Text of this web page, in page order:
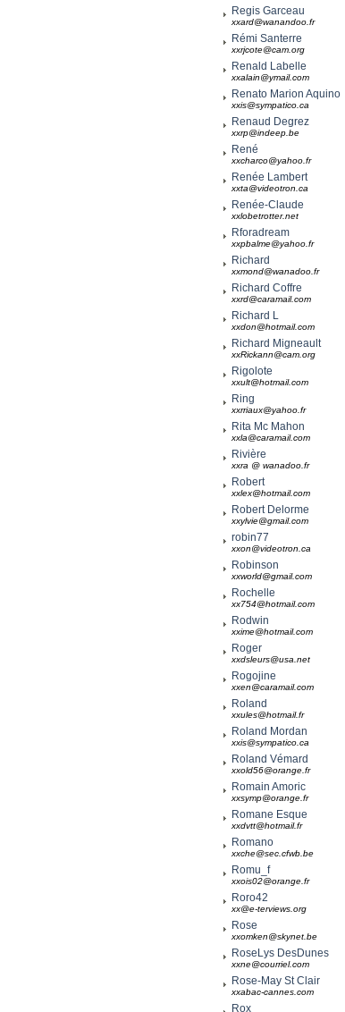
Regis Garceau
xxard@wanandoo.fr
Rémi Santerre
xxrjcote@cam.org
Renald Labelle
xxalain@ymail.com
Renato Marion Aquino
xxis@sympatico.ca
Renaud Degrez
xxrp@indeep.be
René
xxcharco@yahoo.fr
Renée Lambert
xxta@videotron.ca
Renée-Claude
xxlobetrotter.net
Rforadream
xxpbalme@yahoo.fr
Richard
xxmond@wanadoo.fr
Richard Coffre
xxrd@caramail.com
Richard L
xxdon@hotmail.com
Richard Migneault
xxRickann@cam.org
Rigolote
xxult@hotmail.com
Ring
xxrriaux@yahoo.fr
Rita Mc Mahon
xxla@caramail.com
Rivière
xxra @ wanadoo.fr
Robert
xxlex@hotmail.com
Robert Delorme
xxylvie@gmail.com
robin77
xxon@videotron.ca
Robinson
xxworld@gmail.com
Rochelle
xx754@hotmail.com
Rodwin
xxime@hotmail.com
Roger
xxdsleurs@usa.net
Rogojine
xxen@caramail.com
Roland
xxules@hotmail.fr
Roland Mordan
xxis@sympatico.ca
Roland Vémard
xxold56@orange.fr
Romain Amoric
xxsymp@orange.fr
Romane Esque
xxdvtt@hotmail.fr
Romano
xxche@sec.cfwb.be
Romu_f
xxois02@orange.fr
Roro42
xx@e-terviews.org
Rose
xxomken@skynet.be
RoseLys DesDunes
xxne@courriel.com
Rose-May St Clair
xxabac-cannes.com
Rox